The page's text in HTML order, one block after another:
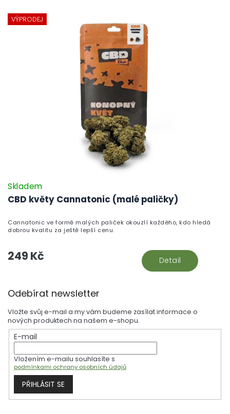
VÝPRODEJ
CBD květy Cannatonic (malé paličky)
Skladem
249 Kč Detail
Cannatonic ve formě malých paliček okouzlí každého, kdo hledá
dobrou kvalitu za ještě lepší cenu.
Odebírat newsletter
Vložte svůj e-mail a my vám budeme zasílat informace o
nových produktech na našem e-shopu.
E-mail
Vložením e-mailu souhlasíte s
podmínkami ochrany osobních údajů
PŘIHLÁSIT SE